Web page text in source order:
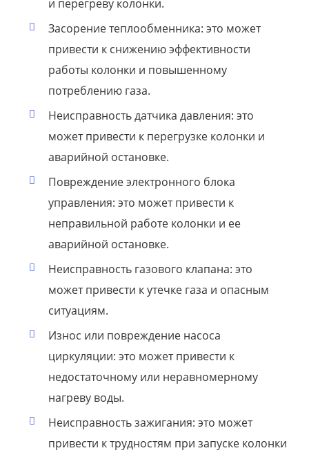
и перегреву колонки.
Засорение теплообменника: это может
привести к снижению эффективности
работы колонки и повышенному
потреблению газа.
Неисправность датчика давления: это
может привести к перегрузке колонки и
аварийной остановке.
Повреждение электронного блока
управления: это может привести к
неправильной работе колонки и ее
аварийной остановке.
Неисправность газового клапана: это
может привести к утечке газа и опасным
ситуациям.
Износ или повреждение насоса
циркуляции: это может привести к
недостаточному или неравномерному
нагреву воды.
Неисправность зажигания: это может
привести к трудностям при запуске колонки